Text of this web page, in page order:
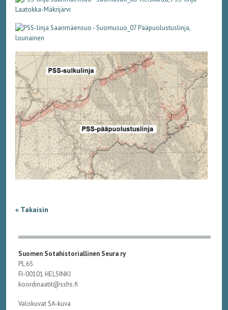
« Takaisin
Suomen Sotahistoriallinen Seura ry
PL 65
FI-00101 HELSINKI
koordinaatit@sshs.fi
Valokuvat SA-kuva